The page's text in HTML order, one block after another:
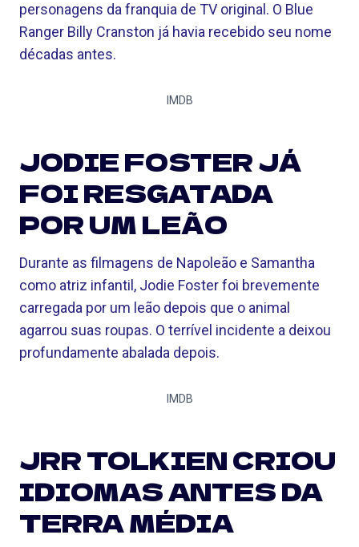
personagens da franquia de TV original. O Blue
Ranger Billy Cranston já havia recebido seu nome
décadas antes.
IMDB
JODIE FOSTER JÁ
FOI RESGATADA
POR UM LEÃO
Durante as filmagens de Napoleão e Samantha
como atriz infantil, Jodie Foster foi brevemente
carregada por um leão depois que o animal
agarrou suas roupas. O terrível incidente a deixou
profundamente abalada depois.
IMDB
JRR TOLKIEN CRIOU
IDIOMAS ANTES DA
TERRA MÉDIA